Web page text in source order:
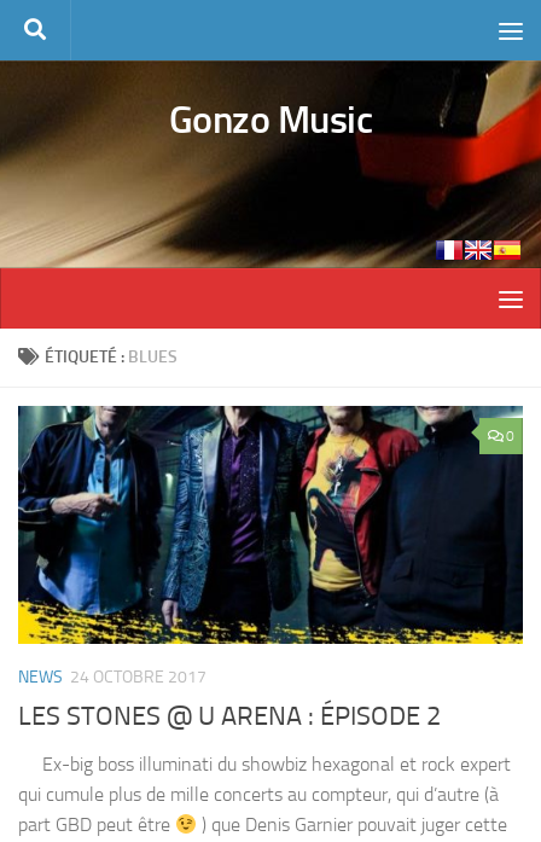
Skip to content
Gonzo Music
ÉTIQUETÉ : BLUES
0
NEWS 24 OCTOBRE 2017
LES STONES @ U ARENA : ÉPISODE 2
Ex-big boss illuminati du showbiz hexagonal et rock expert
qui cumule plus de mille concerts au compteur, qui d’autre (à
part GBD peut être
) que Denis Garnier pouvait juger cette